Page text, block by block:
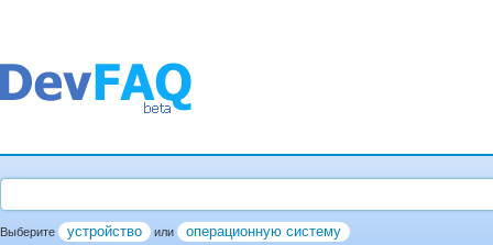
Выберите устройство или операционную систему